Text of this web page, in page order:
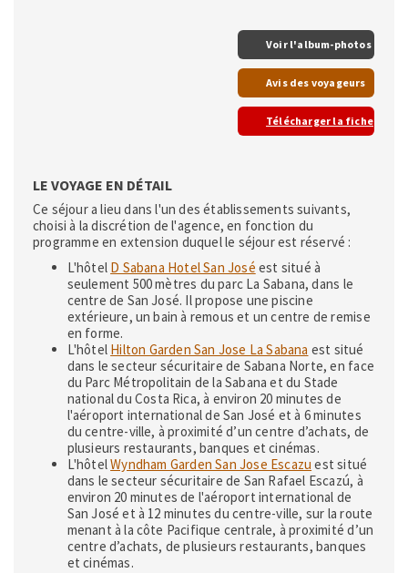
Voir l'album-photos
Avis des voyageurs
Télécharger la fiche
LE VOYAGE EN DÉTAIL
Ce séjour a lieu dans l'un des établissements suivants,
choisi à la discrétion de l'agence, en fonction du
programme en extension duquel le séjour est réservé :
L'hôtel D Sabana Hotel San José est situé à
seulement 500 mètres du parc La Sabana, dans le
centre de San José. Il propose une piscine
extérieure, un bain à remous et un centre de remise
en forme.
L'hôtel Hilton Garden San Jose La Sabana est situé
dans le secteur sécuritaire de Sabana Norte, en face
du Parc Métropolitain de la Sabana et du Stade
national du Costa Rica, à environ 20 minutes de
l'aéroport international de San José et à 6 minutes
du centre-ville, à proximité d’un centre d’achats, de
plusieurs restaurants, banques et cinémas.
L'hôtelWyndham Garden San Jose Escazu est situé
dans le secteur sécuritaire de San Rafael Escazú, à
environ 20 minutes de l'aéroport international de
San José et à 12 minutes du centre-ville, sur la route
menant à la côte Pacifique centrale, à proximité d’un
centre d’achats, de plusieurs restaurants, banques
et cinémas.